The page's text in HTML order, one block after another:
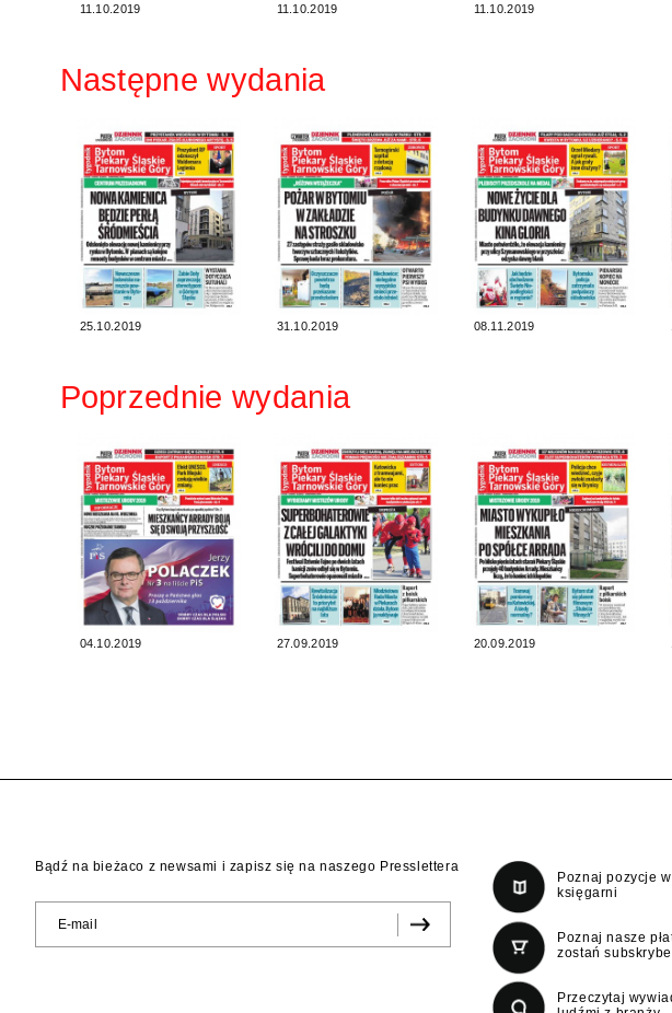
11.10.2019 11.10.2019 11.10.2019
Następne wydania
25.10.2019 31.10.2019 08.11.2019
Poprzednie wydania
04.10.2019 27.09.2019 20.09.2019
Bądź na bieżaco z newsami i zapisz się na naszego Presslettera
Poznaj pozycje
księgarni
Poznaj nasze
zostań
Przeczytaj